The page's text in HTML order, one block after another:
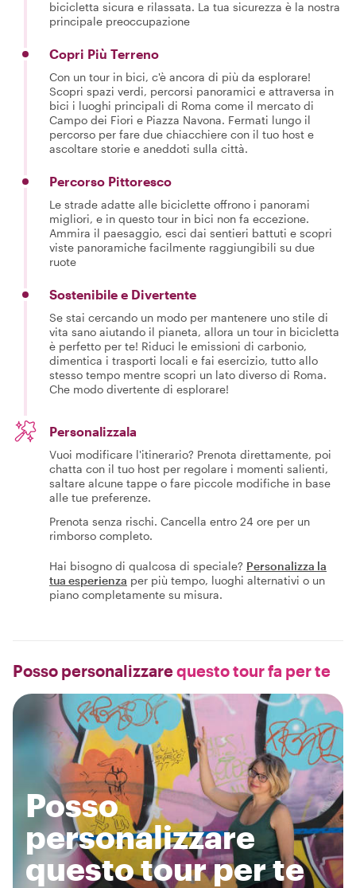
bicicletta sicura e rilassata. La tua sicurezza è la nostra
principale preoccupazione
Copri Più Terreno
Con un tour in bici, c'è ancora di più da esplorare!
Scopri spazi verdi, percorsi panoramici e attraversa in
bici i luoghi principali di Roma come il mercato di
Campo dei Fiori e Piazza Navona. Fermati lungo il
percorso per fare due chiacchiere con il tuo host e
ascoltare storie e aneddoti sulla città.
Percorso Pittoresco
Le strade adatte alle biciclette offrono i panorami
migliori, e in questo tour in bici non fa eccezione.
Ammira il paesaggio, esci dai sentieri battuti e scopri
viste panoramiche facilmente raggiungibili su due
ruote
Sostenibile e Divertente
Se stai cercando un modo per mantenere uno stile di
vita sano aiutando il pianeta, allora un tour in bicicletta
è perfetto per te! Riduci le emissioni di carbonio,
dimentica i trasporti locali e fai esercizio, tutto allo
stesso tempo mentre scopri un lato diverso di Roma.
Che modo divertente di esplorare!
Personalizzala
Vuoi modificare l'itinerario? Prenota direttamente, poi
chatta con il tuo host per regolare i momenti salienti,
saltare alcune tappe o fare piccole modifiche in base
alle tue preferenze.
Prenota senza rischi. Cancella entro 24 ore per un
rimborso completo.
Hai bisogno di qualcosa di speciale? Personalizza la
tua esperienza per più tempo, luoghi alternativi o un
piano completamente su misura.
Posso personalizzarequesto tour fa per te
Posso
personalizzare
questo tour per te